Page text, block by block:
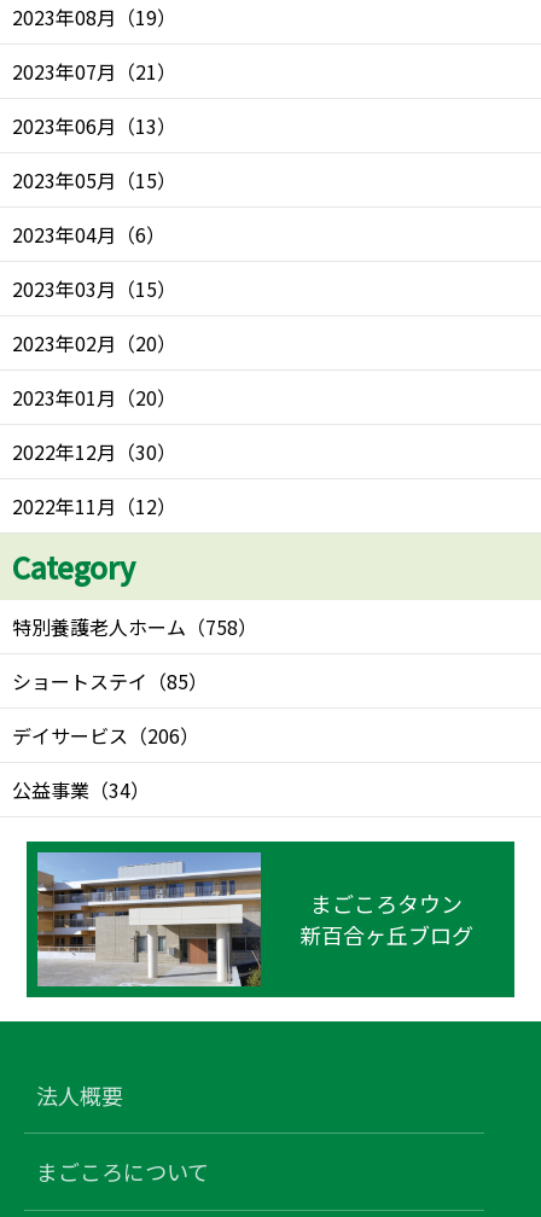
2023年08月 （19）
2023年07月 （21）
2023年06月 （13）
2023年05月 （15）
2023年04月 （6）
2023年03月 （15）
2023年02月 （20）
2023年01月 （20）
2022年12月 （30）
2022年11月 （12）
Category
特別養護老人ホーム （758）
ショートステイ （85）
デイサービス （206）
公益事業 （34）
まごころタウン
新百合ヶ丘ブログ
法人概要
まごころについて